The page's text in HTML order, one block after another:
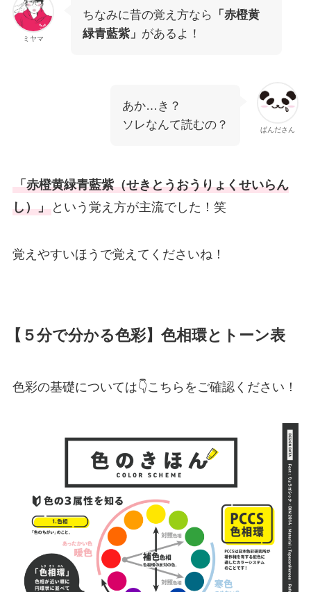
ミヤマ
ちなみに昔の覚え方なら
「赤橙黄
緑青藍紫」 があるよ！
ぱんださん
あか…き？
ソレなんて読むの？
「赤橙黄緑青藍紫（せきとうおうりょくせいらん
し）」という覚え方が主流でした！笑
覚えやすいほうで覚えてくださいね！
【５分で分かる色彩】色相環とトーン表
色彩の基礎については👇こちらをご確認ください！